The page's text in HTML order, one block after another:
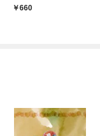
660